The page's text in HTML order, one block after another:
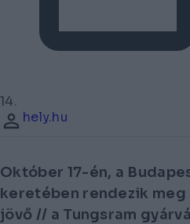
14.
hely.hu
Október 17-én, a
keretében rendezik meg
jövő // a Tungsram